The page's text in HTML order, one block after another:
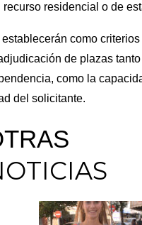
recurso residencial o de
establecerán como
de plazas
como la
del solicitante.